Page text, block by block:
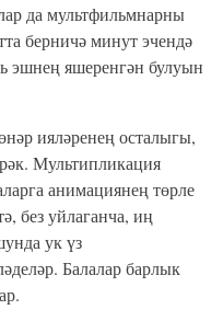
да мультфильмнарны
берничә минут эчендә
эшнең яшеренгән булуын
ияләренең осталыгы,
Мультипликация
анимациянең төрле
без уйлаганча, иң
ук үз
Балалар барлык